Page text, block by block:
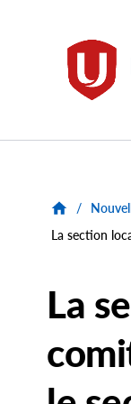
Unifor
/
La section
La